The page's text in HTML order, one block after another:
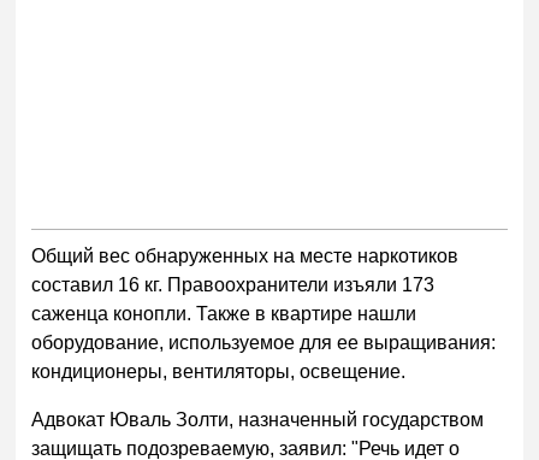
Общий вес обнаруженных на месте наркотиков
составил 16 кг. Правоохранители изъяли 173
саженца конопли. Также в квартире нашли
оборудование, используемое для ее выращивания:
кондиционеры, вентиляторы, освещение.
Адвокат Юваль Золти, назначенный государством
защищать подозреваемую, заявил: "Речь идет о